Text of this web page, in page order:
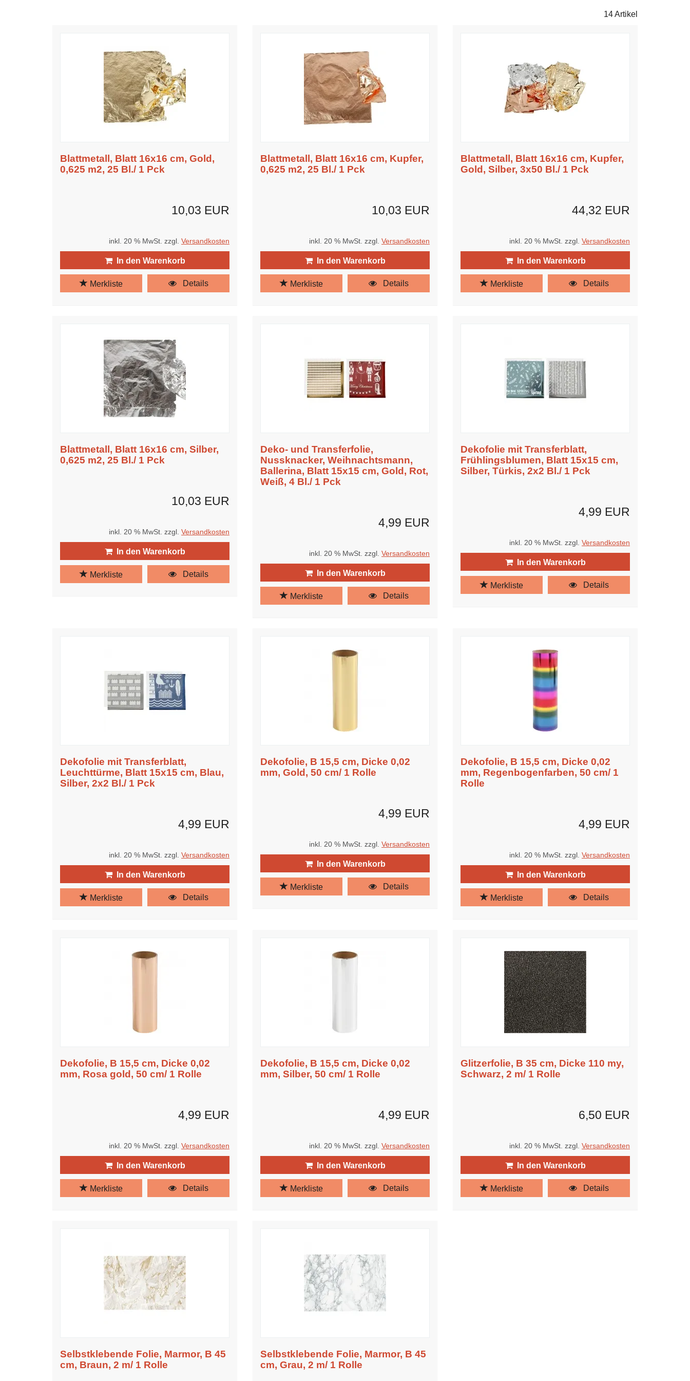
14 Artikel
Blattmetall, Blatt 16x16 cm, Gold,
0,625 m2, 25 Bl./ 1 Pck
10,03 EUR
inkl. 20 % MwSt. zzgl. Versandkosten
In den Warenkorb
Merkliste Details
Blattmetall, Blatt 16x16 cm, Kupfer,
0,625 m2, 25 Bl./ 1 Pck
10,03 EUR
inkl. 20 % MwSt. zzgl. Versandkosten
In den Warenkorb
Merkliste Details
Blattmetall, Blatt 16x16 cm, Kupfer,
Gold, Silber, 3x50 Bl./ 1 Pck
44,32 EUR
inkl. 20 % MwSt. zzgl. Versandkosten
In den Warenkorb
Merkliste Details
Blattmetall, Blatt 16x16 cm, Silber,
0,625 m2, 25 Bl./ 1 Pck
10,03 EUR
inkl. 20 % MwSt. zzgl. Versandkosten
In den Warenkorb
Merkliste Details
Deko- und Transferfolie,
Nussknacker, Weihnachtsmann,
Ballerina, Blatt 15x15 cm, Gold, Rot,
Weiß, 4 Bl./ 1 Pck
4,99 EUR
inkl. 20 % MwSt. zzgl. Versandkosten
In den Warenkorb
Merkliste Details
Dekofolie mit Transferblatt,
Frühlingsblumen, Blatt 15x15 cm,
Silber, Türkis, 2x2 Bl./ 1 Pck
4,99 EUR
inkl. 20 % MwSt. zzgl. Versandkosten
In den Warenkorb
Merkliste Details
Dekofolie mit Transferblatt,
Leuchttürme, Blatt 15x15 cm, Blau,
Silber, 2x2 Bl./ 1 Pck
4,99 EUR
inkl. 20 % MwSt. zzgl. Versandkosten
In den Warenkorb
Merkliste Details
Dekofolie, B 15,5 cm, Dicke 0,02
mm, Gold, 50 cm/ 1 Rolle
4,99 EUR
inkl. 20 % MwSt. zzgl. Versandkosten
In den Warenkorb
Merkliste Details
Dekofolie, B 15,5 cm, Dicke 0,02
mm, Regenbogenfarben, 50 cm/ 1
Rolle
4,99 EUR
inkl. 20 % MwSt. zzgl. Versandkosten
In den Warenkorb
Merkliste Details
Dekofolie, B 15,5 cm, Dicke 0,02
mm, Rosa gold, 50 cm/ 1 Rolle
4,99 EUR
inkl. 20 % MwSt. zzgl. Versandkosten
In den Warenkorb
Merkliste Details
Dekofolie, B 15,5 cm, Dicke 0,02
mm, Silber, 50 cm/ 1 Rolle
4,99 EUR
inkl. 20 % MwSt. zzgl. Versandkosten
In den Warenkorb
Merkliste Details
Glitzerfolie, B 35 cm, Dicke 110 my,
Schwarz, 2 m/ 1 Rolle
6,50 EUR
inkl. 20 % MwSt. zzgl. Versandkosten
In den Warenkorb
Merkliste Details
Selbstklebende Folie, Marmor, B 45
cm, Braun, 2 m/ 1 Rolle
Selbstklebende Folie, Marmor, B 45
cm, Grau, 2 m/ 1 Rolle